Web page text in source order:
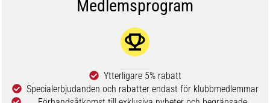
Medlemsprogram
Ytterligare 5% rabatt
Specialerbjudanden och rabatter endast för klubbmedlemmar